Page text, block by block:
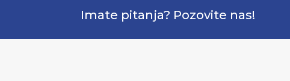
Imate pitanja? Pozovite nas!